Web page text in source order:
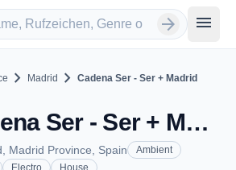
arrow_forward menu
chevron_right Madrid chevron_right Cadena Ser - Ser + Madrid
Cadena Ser - Ser + Madrid - FM 104.3 - Madrid
Madrid Province, Spain
Ambient
Electro House